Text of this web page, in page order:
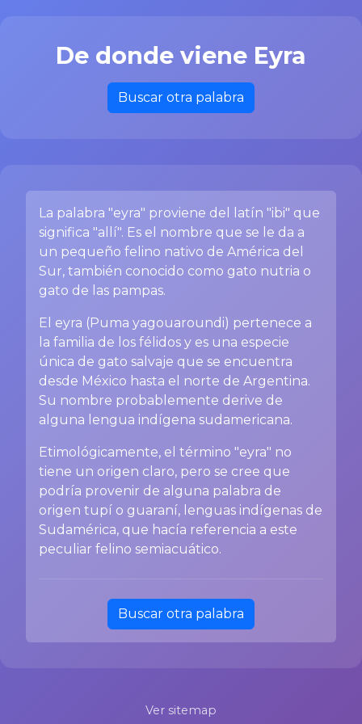
De donde viene Eyra
Buscar otra palabra
La palabra "eyra" proviene del latín "ibi" que
significa "allí". Es el nombre que se le da a
un pequeño felino nativo de América del
Sur, también conocido como gato nutria o
gato de las pampas.
El eyra (Puma yagouaroundi) pertenece a
la familia de los félidos y es una especie
única de gato salvaje que se encuentra
desde México hasta el norte de Argentina.
Su nombre probablemente derive de
alguna lengua indígena sudamericana.
Etimológicamente, el término "eyra" no
tiene un origen claro, pero se cree que
podría provenir de alguna palabra de
origen tupí o guaraní, lenguas indígenas de
Sudamérica, que hacía referencia a este
peculiar felino semiacuático.
Buscar otra palabra
Ver sitemap